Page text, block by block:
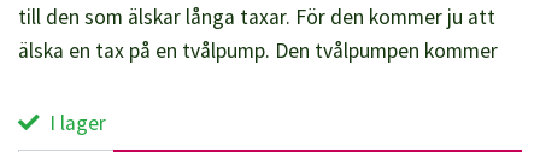
till den som älskar långa taxar. För den kommer ju att
älska en tax på en tvålpump. Den tvålpumpen kommer
I lager